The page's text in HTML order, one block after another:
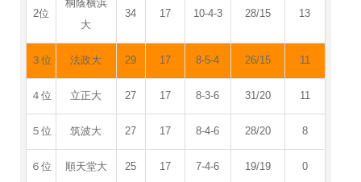
2位
桐蔭横浜
大
34 17 10-4-3 28/15 13
３位 法政大 29 17 8-5-4 26/15 11
４位 立正大 27 17 8-3-6 31/20 11
５位 筑波大 27 17 8-4-6 28/20 8
６位 順天堂大 25 17 7-4-6 19/19 0